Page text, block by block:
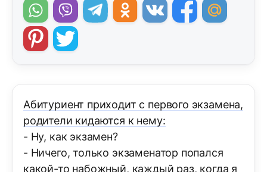
Абитуриент приходит с первого экзамена,
родители кидаются к нему:
- Ну, как экзамен?
- Ничего, только экзаменатор попался
какой-то набожный, каждый раз, когда я